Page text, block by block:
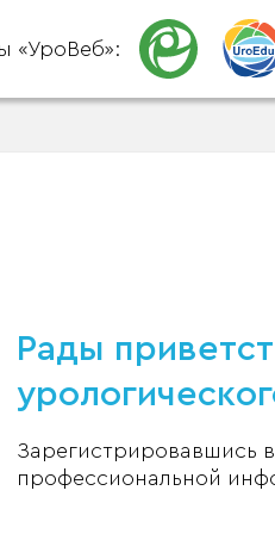
«УроВеб»:
Рады
Зарегистрировавшись
профессиональной